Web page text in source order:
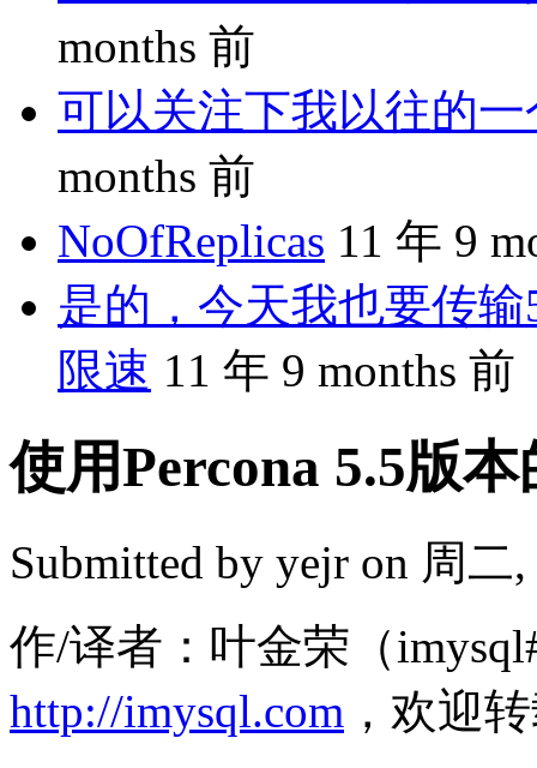
months 前
可以关注下我以往的
months 前
NoOfReplicas 11 年 9
是的，今天我也要传
限速 11 年 9 months 前
使用Percona 5.5版
Submitted by yejr on 周二,
作/译者：叶金荣（
http://imysql.com ，欢迎